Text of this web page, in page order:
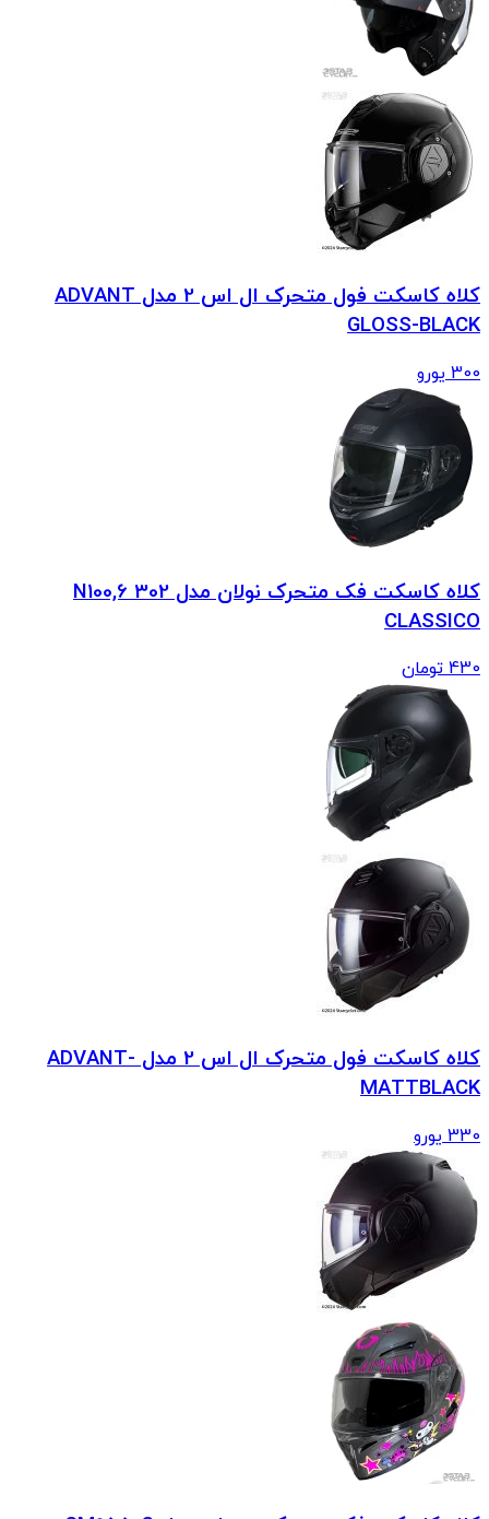
کلاه کاسکت فول متحرک ال اس 2 مدل ADVANT
GLOSS-BLACK
300 یورو
کلاه کاسکت فک متحرک نولان مدل N100,6 302
CLASSICO
430 تومان
کلاه کاسکت فول متحرک ال اس 2 مدل ADVANT-
MATTBLACK
330 یورو